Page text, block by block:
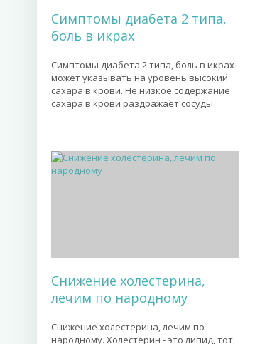
Симптомы диабета 2 типа,
боль в икрах
Симптомы диабета 2 типа, боль в икрах
может указывать на уровень высокий
сахара в крови. Не низкое содержание
сахара в крови раздражает сосуды
Снижение холестерина,
лечим по народному
Снижение холестерина, лечим по
народному. Холестерин - это липид, тот,